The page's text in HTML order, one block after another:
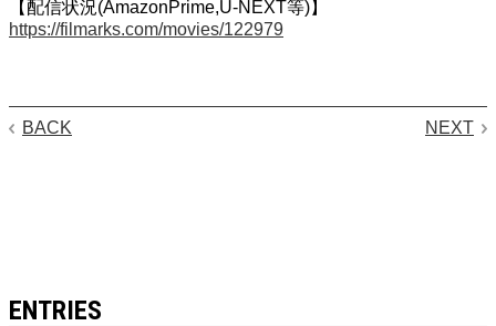
【配信状況(AmazonPrime,U-NEXT等)】
https://filmarks.com/movies/122979
NEXT
BACK
ENTRIES